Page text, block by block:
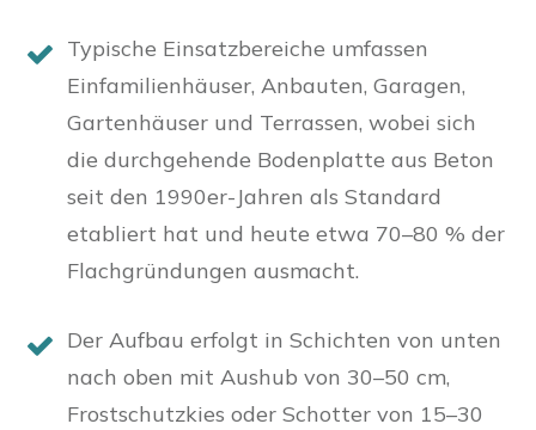
Typische Einsatzbereiche umfassen
Einfamilienhäuser, Anbauten, Garagen,
Gartenhäuser und Terrassen, wobei sich
die durchgehende Bodenplatte aus Beton
seit den 1990er-Jahren als Standard
etabliert hat und heute etwa 70–80 % der
Flachgründungen ausmacht.
Der Aufbau erfolgt in Schichten von unten
nach oben mit Aushub von 30–50 cm,
Frostschutzkies oder Schotter von 15–30